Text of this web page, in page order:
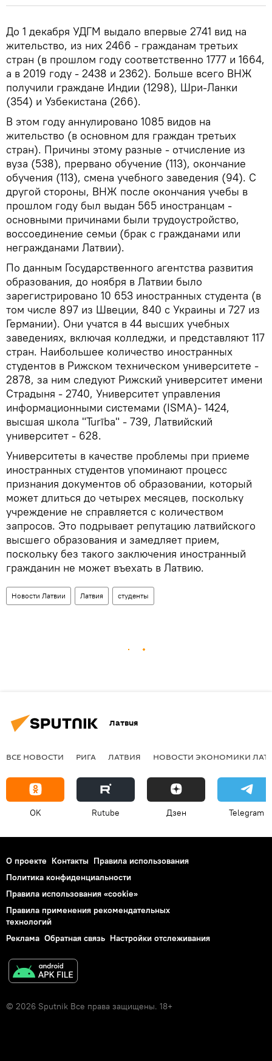
До 1 декабря УДГМ выдало впервые 2741 вид на
жительство, из них 2466 - гражданам третьих
стран (в прошлом году соответственно 1777 и 1664,
а в 2019 году - 2438 и 2362). Больше всего ВНЖ
получили граждане Индии (1298), Шри-Ланки
(354) и Узбекистана (266).
В этом году аннулировано 1085 видов на
жительство (в основном для граждан третьих
стран). Причины этому разные - отчисление из
вуза (538), прервано обучение (113), окончание
обучения (113), смена учебного заведения (94). С
другой стороны, ВНЖ после окончания учебы в
прошлом году был выдан 565 иностранцам -
основными причинами были трудоустройство,
воссоединение семьи (брак с гражданами или
негражданами Латвии).
По данным Государственного агентства развития
образования, до ноября в Латвии было
зарегистрировано 10 653 иностранных студента (в
том числе 897 из Швеции, 840 с Украины и 727 из
Германии). Они учатся в 44 высших учебных
заведениях, включая колледжи, и представляют 117
стран. Наибольшее количество иностранных
студентов в Рижском техническом университете -
2878, за ним следуют Рижский университет имени
Страдыня - 2740, Университет управления
информационными системами (ISMA)- 1424,
высшая школа "Turība" - 739, Латвийский
университет - 628.
Университеты в качестве проблемы при приеме
иностранных студентов упоминают процесс
признания документов об образовании, который
может длиться до четырех месяцев, поскольку
учреждение не справляется с количеством
запросов. Это подрывает репутацию латвийского
высшего образования и замедляет прием,
поскольку без такого заключения иностранный
гражданин не может въехать в Латвию.
Новости Латвии Латвия студенты
Латвия
ВСЕ НОВОСТИ РИГА ЛАТВИЯ НОВОСТИ ЭКОНОМИКИ
OK Rutube Дзен Telegram
О проекте Контакты Правила использования
Политика конфиденциальности
Правила использования «cookie»
Правила применения рекомендательных
технологий
Реклама Обратная связь Настройки отслеживания
© 2026 Sputnik Все права защищены. 18+